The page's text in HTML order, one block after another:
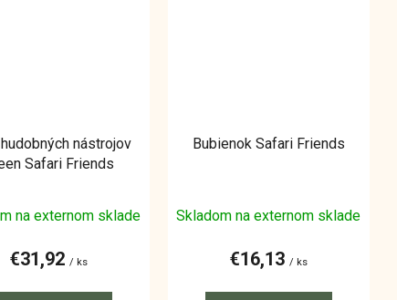
nástrojov
Safari Friends
na externom sklade
€31,92/ ks
Bubienok Safari Friends
Skladom na externom sklade
€16,13/ ks